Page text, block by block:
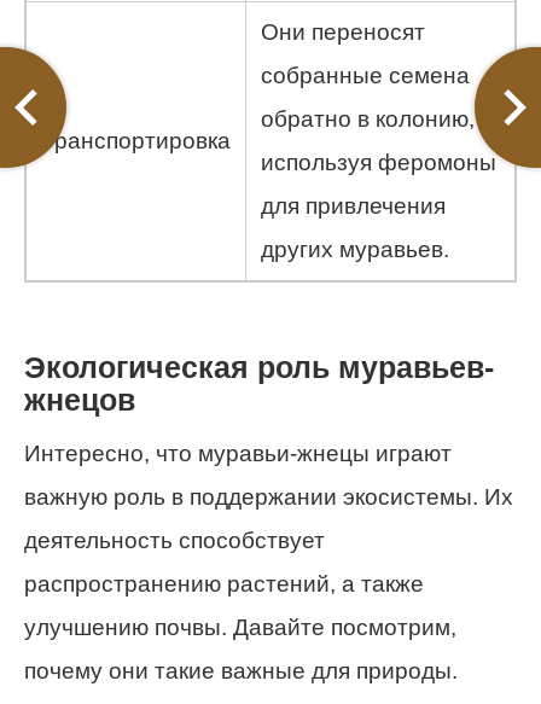
Транспортировка
Они переносят
собранные семена
обратно в колонию,
используя феромоны
для привлечения
других муравьев.
Экологическая роль муравьев-
жнецов
Интересно, что муравьи-жнецы играют
важную роль в поддержании экосистемы. Их
деятельность способствует
распространению растений, а также
улучшению почвы. Давайте посмотрим,
почему они такие важные для природы.